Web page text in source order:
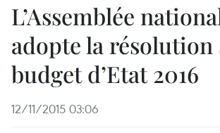
L’Assemblée
adopte la résolution
budget d’Etat 2016
12/11/2015 03:06